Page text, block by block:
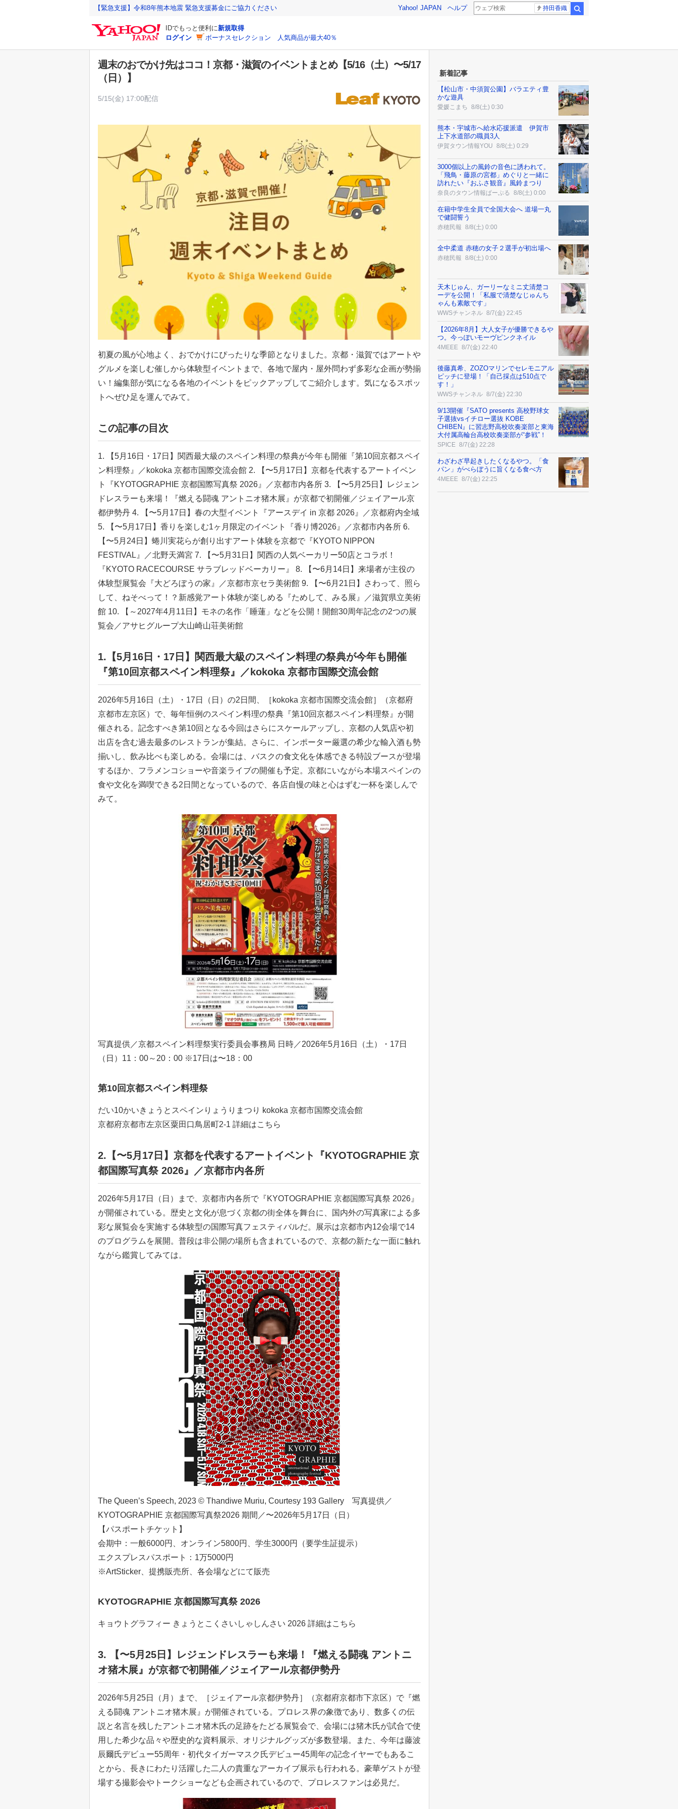
【緊急支援】令和8年熊本地震 緊急支援募金にご協力ください Yahoo! JAPAN ヘルプ 持田香織
IDでもっと便利に新規取得
ログイン
ボーナスセレクション 人気商品が最大40％
週末のおでかけ先はココ！京都・滋賀のイベントまとめ【5/16（土）〜5/17
（日）】
5/15(金) 17:00配信
初夏の風が心地よく、おでかけにぴったりな季節となりました。京都・滋賀ではアートや
グルメを楽しむ催しから体験型イベントまで、各地で屋内・屋外問わず多彩な企画が勢揃
い！編集部が気になる各地のイベントをピックアップしてご紹介します。気になるスポッ
トへぜひ足を運んでみて。
この記事の目次
1. 【5月16日・17日】関西最大級のスペイン料理の祭典が今年も開催『第10回京都スペイ
ン料理祭』／kokoka 京都市国際交流会館 2. 【〜5月17日】京都を代表するアートイベン
ト『KYOTOGRAPHIE 京都国際写真祭 2026』／京都市内各所 3. 【〜5月25日】レジェン
ドレスラーも来場！『燃える闘魂 アントニオ猪木展』が京都で初開催／ジェイアール京
都伊勢丹 4. 【〜5月17日】春の大型イベント『アースデイ in 京都 2026』／京都府内全域
5. 【〜5月17日】香りを楽しむ1ヶ月限定のイベント『香り博2026』／京都市内各所 6.
【〜5月24日】蜷川実花らが創り出すアート体験を京都で『KYOTO NIPPON
FESTIVAL』／北野天満宮 7. 【〜5月31日】関西の人気ベーカリー50店とコラボ！
『KYOTO RACECOURSE サラブレッドベーカリー』 8. 【〜6月14日】来場者が主役の
体験型展覧会『大どろぼうの家』／京都市京セラ美術館 9. 【〜6月21日】さわって、照ら
して、ねそべって！？新感覚アート体験が楽しめる『ためして、みる展』／滋賀県立美術
館 10. 【～2027年4月11日】モネの名作「睡蓮」などを公開！開館30周年記念の2つの展
覧会／アサヒグループ大山崎山荘美術館
1.【5月16日・17日】関西最大級のスペイン料理の祭典が今年も開催
『第10回京都スペイン料理祭』／kokoka 京都市国際交流会館
2026年5月16日（土）・17日（日）の2日間、［kokoka 京都市国際交流会館］（京都府
京都市左京区）で、毎年恒例のスペイン料理の祭典『第10回京都スペイン料理祭』が開
催される。記念すべき第10回となる今回はさらにスケールアップし、京都の人気店や初
出店を含む過去最多のレストランが集結。さらに、インポーター厳選の希少な輸入酒も勢
揃いし、飲み比べも楽しめる。会場には、バスクの食文化を体感できる特設ブースが登場
するほか、フラメンコショーや音楽ライブの開催も予定。京都にいながら本場スペインの
食や文化を満喫できる2日間となっているので、各店自慢の味と心はずむ一杯を楽しんで
みて。
写真提供／京都スペイン料理祭実行委員会事務局 日時／2026年5月16日（土）・17日
（日）11：00～20：00 ※17日は〜18：00
第10回京都スペイン料理祭
だい10かいきょうとスペインりょうりまつり kokoka 京都市国際交流会館
京都府京都市左京区粟田口鳥居町2-1 詳細はこちら
2.【〜5月17日】京都を代表するアートイベント『KYOTOGRAPHIE 京
都国際写真祭 2026』／京都市内各所
2026年5月17日（日）まで、京都市内各所で『KYOTOGRAPHIE 京都国際写真祭 2026』
が開催されている。歴史と文化が息づく京都の街全体を舞台に、国内外の写真家による多
彩な展覧会を実施する体験型の国際写真フェスティバルだ。展示は京都市内12会場で14
のプログラムを展開。普段は非公開の場所も含まれているので、京都の新たな一面に触れ
ながら鑑賞してみては。
The Queen’s Speech, 2023 © Thandiwe Muriu, Courtesy 193 Gallery 写真提供／
KYOTOGRAPHIE 京都国際写真祭2026 期間／〜2026年5月17日（日）
【パスポートチケット】
会期中：一般6000円、オンライン5800円、学生3000円（要学生証提示）
エクスプレスパスポート：1万5000円
※ArtSticker、提携販売所、各会場などにて販売
KYOTOGRAPHIE 京都国際写真祭 2026
キョウトグラフィー きょうとこくさいしゃしんさい 2026 詳細はこちら
3. 【〜5月25日】レジェンドレスラーも来場！『燃える闘魂 アントニ
オ猪木展』が京都で初開催／ジェイアール京都伊勢丹
2026年5月25日（月）まで、［ジェイアール京都伊勢丹］（京都府京都市下京区）で『燃
える闘魂 アントニオ猪⽊展』が開催されている。プロレス界の象徴であり、数多くの伝
説と名言を残したアントニオ猪木氏の足跡をたどる展覧会で、会場には猪木氏が試合で使
用した希少な品々や歴史的な資料展示、オリジナルグッズが多数登場。また、今年は藤波
⾠爾氏デビュー55周年・初代タイガーマスク氏デビュー45周年の記念イヤーでもあるこ
とから、長きにわたり活躍した二人の貴重なアーカイブ展示も行われる。豪華ゲストが登
場する撮影会やトークショーなども企画されているので、プロレスファンは必見だ。
新着記事
【松山市・中須賀公園】バラエティ豊
かな遊具
愛媛こまち 8/8(土) 0:30
熊本・宇城市へ給水応援派遣 伊賀市
上下水道部の職員3人
伊賀タウン情報YOU 8/8(土) 0:29
3000個以上の風鈴の音色に誘われて。
「飛鳥・藤原の宮都」めぐりと一緒に
訪れたい『おふさ観音』風鈴まつり
奈良のタウン情報ぱーぷる 8/8(土) 0:00
在籍中学生全員で全国大会へ 道場一丸
で健闘誓う
赤穂民報 8/8(土) 0:00
全中柔道 赤穂の女子２選手が初出場へ
赤穂民報 8/8(土) 0:00
天木じゅん、ガーリーなミニ丈清楚コ
ーデを公開！「私服で清楚なじゅんち
ゃんも素敵です」
WWSチャンネル 8/7(金) 22:45
【2026年8月】大人女子が優勝できるや
つ。今っぽいモーヴピンクネイル
4MEEE 8/7(金) 22:40
後藤真希、ZOZOマリンでセレモニアル
ピッチに登場！「自己採点は510点で
す！」
WWSチャンネル 8/7(金) 22:30
9/13開催『SATO presents 高校野球女
子選抜vsイチロー選抜 KOBE
CHIBEN』に習志野高校吹奏楽部と東海
大付属高輪台高校吹奏楽部が“参戦”！
SPICE 8/7(金) 22:28
わざわざ早起きしたくなるやつ。「食
パン」がべらぼうに旨くなる食べ方
4MEEE 8/7(金) 22:25